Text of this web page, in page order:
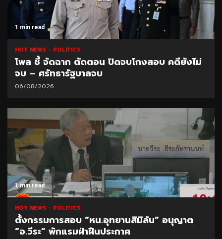
1 min read
HOT NEWS POLITICS
โพล ชี้ จัดฉาก ตัดตอน ปิดจบโกงสอบ คดียังไม่
จบ – ศรัทธารัฐบาลจบ
06/08/2026
1 min read
HOT NEWS POLITICS
ตั้งกรรมการสอบ “หน.อุทยานสิมิลัน” อนุญาต
“อ.วีระ” พักแรมฝ่าฝืนประกาศ